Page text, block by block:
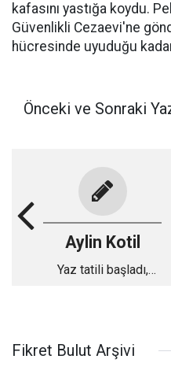
kafasını yastığa koydu.
Güvenlikli Cezaevi'ne
hücresinde uyuduğu
Önceki ve Sonraki
Aylin Kotil
Yaz tatili başladı,
Fikret Bulut Arşivi